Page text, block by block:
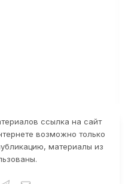
ссылка на сайт
возможно только
материалы из